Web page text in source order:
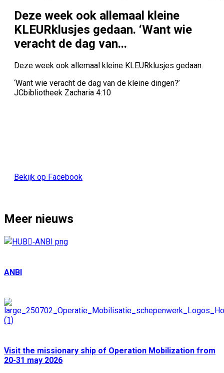
Deze week ook allemaal kleine
KLEURklusjes gedaan. ‘Want wie
veracht de dag van...
Deze week ook allemaal kleine KLEURklusjes gedaan.
‘Want wie veracht de dag van de kleine dingen?’
JCbibliotheek Zacharia‬ ‭4‬:10
Bekijk op Facebook
Meer nieuws
ANBI
Visit the missionary ship of Operation Mobilization from
20-31 may 2026